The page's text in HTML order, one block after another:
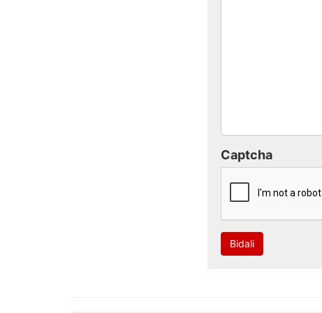
Captcha
Bidali